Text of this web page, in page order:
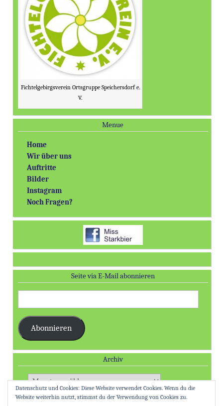
Fichtelgebirgsverein Ortsgruppe Speichersdorf e.
V.
Menue
Home
Wir über uns
Auftritte
Bilder
Instagram
Noch Fragen?
Seite via E-Mail abonnieren
Adresse:
Abonnieren
Archiv
Archiv
Datenschutz und Cookies: Diese Website verwendet Cookies. Wenn du die
Website weiterhin nutzt, stimmst du der Verwendung von Cookies zu.